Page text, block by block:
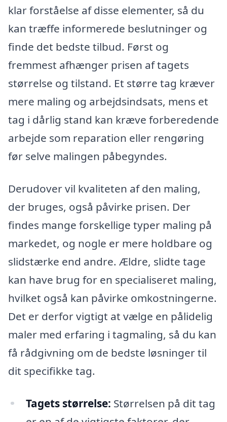
klar forståelse af disse elementer, så du
kan træffe informerede beslutninger og
finde det bedste tilbud. Først og
fremmest afhænger prisen af tagets
størrelse og tilstand. Et større tag kræver
mere maling og arbejdsindsats, mens et
tag i dårlig stand kan kræve forberedende
arbejde som reparation eller rengøring
før selve malingen påbegyndes.
Derudover vil kvaliteten af den maling,
der bruges, også påvirke prisen. Der
findes mange forskellige typer maling på
markedet, og nogle er mere holdbare og
slidstærke end andre. Ældre, slidte tage
kan have brug for en specialiseret maling,
hvilket også kan påvirke omkostningerne.
Det er derfor vigtigt at vælge en pålidelig
maler med erfaring i tagmaling, så du kan
få rådgivning om de bedste løsninger til
dit specifikke tag.
Tagets størrelse: Størrelsen på dit tag